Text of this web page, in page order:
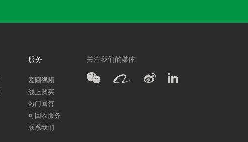
服务
爱圃视频
线上购买
热门回答
可回收服务
联系我们
关注我们的媒体